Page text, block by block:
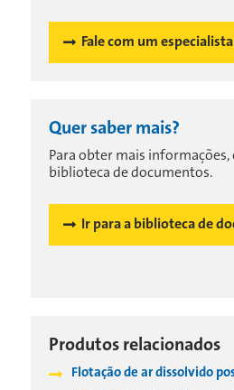
Fale com um especialista
Quer saber mais?
Para obter mais informações,
biblioteca de documentos.
Ir para a biblioteca de
Produtos relacionados
Flotação de ar dissolvido